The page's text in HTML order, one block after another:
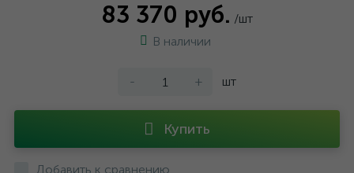
83 370 руб. /шт
В наличии
- + шт
Купить
Добавить к сравнению